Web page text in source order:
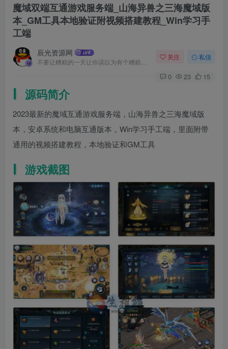
魔域双端互通游戏服务端_山海异兽之三海魔域版
本_GM工具本地验证附视频搭建教程_Win学习手
工端
辰光资源网 关注 私信
0 23 15
源码简介
2023最新的魔域互通游戏服务端，山海异兽之三海魔域版
本，安卓系统和电脑互通版本，Win学习手工端，里面附带
通用的视频搭建教程，本地验证和GM工具
游戏截图